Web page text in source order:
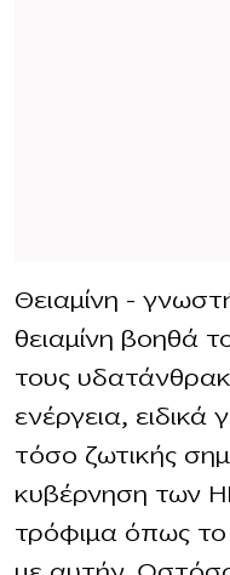
Θειαμίνη –
θειαμίνη βοηθά
τους
ενέργεια, ειδικά
τόσο ζωτικής
κυβέρνηση των
τρόφιμα όπως το